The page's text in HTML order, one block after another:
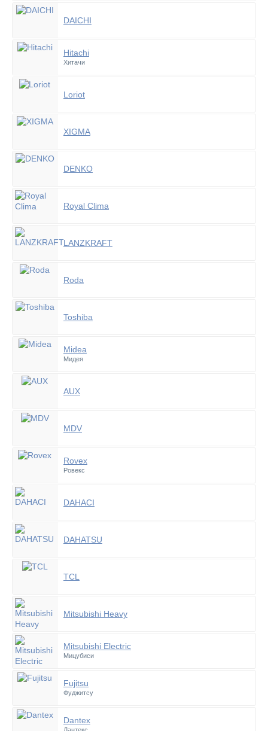
DAICHI
Hitachi
Хитачи
Loriot
XIGMA
DENKO
Royal Clima
LANZKRAFT
Roda
Toshiba
Midea
Мидея
AUX
MDV
Rovex
Ровекс
DAHACI
DAHATSU
TCL
Mitsubishi Heavy
Mitsubishi Electric
Мицубиси
Fujitsu
Фуджитсу
Dantex